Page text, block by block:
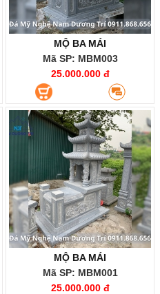
MỘ BA MÁI
Mã SP: MBM003
25.000.000 đ
MỘ BA MÁI
Mã SP: MBM001
25.000.000 đ